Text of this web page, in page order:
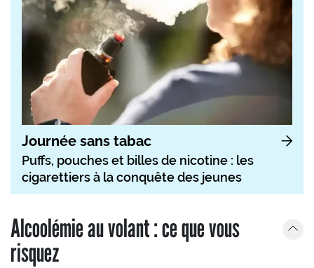
Journée sans tabac
Puffs, pouches et billes de nicotine : les
cigarettiers à la conquête des jeunes
Alcoolémie au volant : ce que vous
risquez